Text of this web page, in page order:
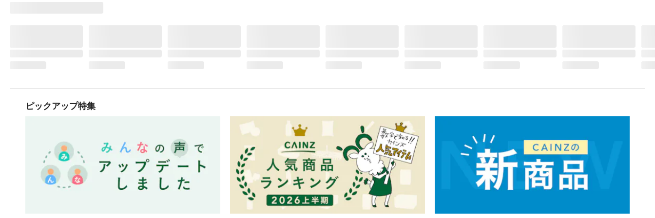
ピックアップ特集